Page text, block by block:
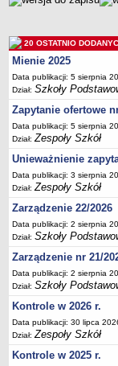
Zespół Poradni
BIURO FINANSÓW
Dane podstawowe
Statut
Majątek
Godziny dyżurów
Zarządzenia
Rejestry,
Kontrole
PONOWNE
Sprawozdania
Deklaracja
DEKLARACJA
OŚWIADCZENIA
PONOWNE
20 OSTATNIO
Mienie 2025
Data publikacji: 5 sierpnia
Dział:Szkoły
Zapytanie ofertowe
Data publikacji: 5 sierpnia
Dział:Zespoły Szkół
Unieważnienie
Data publikacji: 3 sierpnia
Dział:Zespoły Szkół
Zarządzenie 22/2026
Data publikacji: 2 sierpnia
Dział:Szkoły
Zarządzenie nr 21/
Data publikacji: 2 sierpnia
Dział:Szkoły
Kontrole w 2026 r.
Data publikacji: 30 lipca
Dział:Zespoły Szkół
Kontrole w 2025 r.